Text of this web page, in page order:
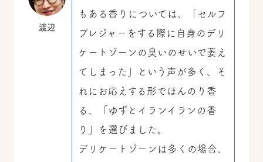
渡辺
もある香りについては、「セルフ
プレジャーをする際に自身のデリ
ケートゾーンの臭いのせいで萎え
てしまった」という声が多く、そ
れにお応えする形でほんのり香
る、「ゆずとイランイランの香
り」を選びました。
デリケートゾーンは多くの場合、